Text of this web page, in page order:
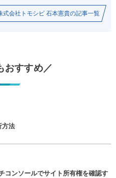
式会社トモシビ 石本憲貴の記事一覧
おすすめ／
方法
コンソールでサイト所有権を確認す